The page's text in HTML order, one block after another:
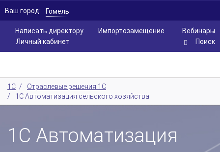
Написать директору Вебинары
Импортозамещение
Личный кабинет
Ваш город: Гомель
Поиск
1С /
Отраслевые решения 1С
/
1С Автоматизация сельского хозяйства
1С Автоматизация